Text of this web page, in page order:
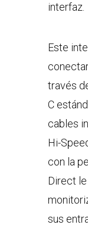
interfaz.
Este
través
C
cables
Hi-
con la
Direct
sus